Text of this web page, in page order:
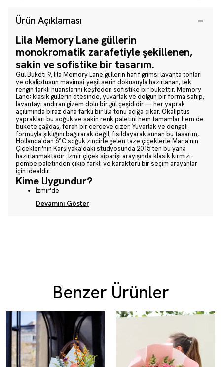
Ürün Açıklaması
Lila Memory Lane güllerin
monokromatik zarafetiyle şekillenen,
sakin ve sofistike bir tasarım.
Gül Buketi 9, lila Memory Lane güllerin hafif grimsi lavanta tonları
ve okaliptusun mavimsi-yeşil serin dokusuyla hazırlanan, tek
rengin farklı nüanslarını keşfeden sofistike bir bukettir. Memory
Lane; klasik güllerin ötesinde, yuvarlak ve dolgun bir forma sahip,
lavantayı andıran gizem dolu bir gül çeşididir — her yaprak
açılımında biraz daha farklı bir lila tonu açığa çıkar. Okaliptus
yaprakları bu soğuk ve sakin renk paletini hem tamamlar hem de
bukete çağdaş, ferah bir çerçeve çizer. Yuvarlak ve dengeli
formuyla şıklığını bağırarak değil, fısıldayarak sunan bu tasarım,
Hollanda'dan 6°C soğuk zincirle gelen taze çiçeklerle Maria'nın
Çiçekleri'nin Karşıyaka'daki stüdyosunda 2015'ten bu yana
hazırlanmaktadır. İzmir çiçek siparişi arayışında klasik kırmızı-
pembe paletinden çıkıp farklı ve karakterli bir seçim arayanlar
için idealdir.
Kime Uygundur?
İzmir'de
Devamını Göster
Benzer Ürünler